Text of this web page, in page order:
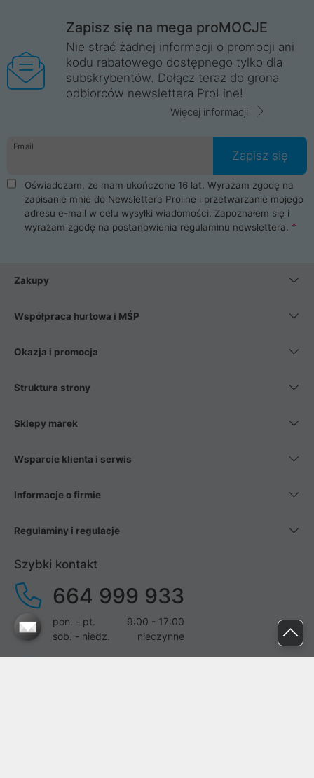
Zapisz się na mega proMOCJE
Nie strać żadnej informacji o promocji ani
kodu rabatowego dostępnego tylko dla
subskrybentów. Dołącz teraz do grona
odbiorców newslettera ProLine!
Więcej informacji
Email
Zapisz się
Oświadczam, że mam ukończone 16 lat. Wyrażam zgodę na
zapisanie mnie do Newslettera Proline i przetwarzanie mojego
adresu e-mail w celu wysyłki wiadomości. Zapoznałem się i
wyrażam zgodę na postanowienia regulaminu newslettera.
Zakupy
Współpraca hurtowa i MŚP
Okazja i promocja
Struktura strony
Sklepy marek
Wsparcie klienta i serwis
Informacje o firmie
Regulaminy i regulacje
Szybki kontakt
664 999 933
pon. - pt.
9:00 - 17:00
sob. - niedz.
nieczynne